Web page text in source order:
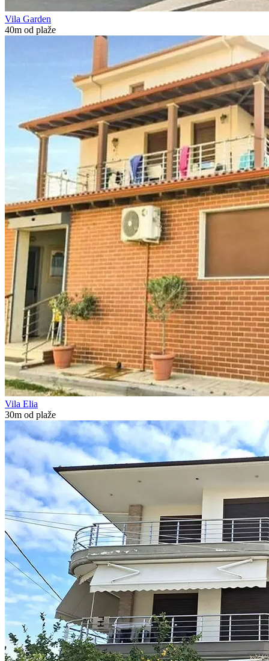
Vila Garden
40m od plaže
Vila Elia
30m od plaže